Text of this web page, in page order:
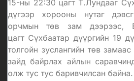
15-ны 22:30 цагт Т.Лундааг
дүгээр хорооны нутаг
орчмын төв зам дээрээс,
цагт Сүхбаатар дүүргийн 19
толгойн зуслангийн төв
зайд байрлах айлын
олж тус тус баривчилсан байна.